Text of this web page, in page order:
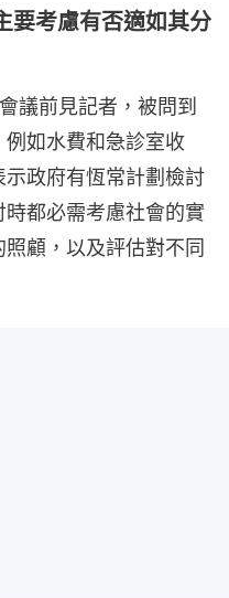
要考慮有否適如其分
議前見記者，被問到
如水費和急診室收
政府有恆常計劃檢討
都必需考慮社會的實
顧，以及評估對不同